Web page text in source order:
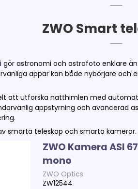
ZWO Smart
astronomi och astrofoto enklare
appar kan både nybörjare och
att utforska natthimlen med
appstyrning och avancerad
smarta teleskop och smarta kameror.
ZWO Kamera ASI
mono
ZWO Optics
ZW12544